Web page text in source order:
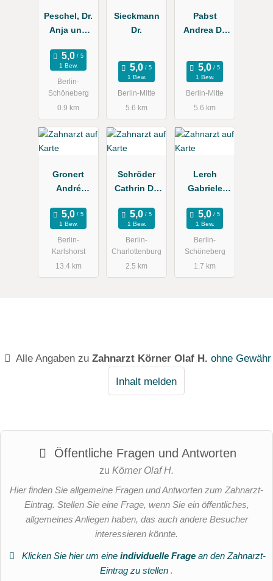
Peschel, Dr.
Anja und
1 Bew.
Berlin-
Schöneberg
0.9 km
Sieckmann
Dr.
1 Bew.
Berlin-Mitte
5.6 km
Pabst
Andrea Dr.
1 Bew.
Berlin-Mitte
5.6 km
Gronert
André
xis
1 Bew.
Berlin-
Karlshorst
13.4 km
Schröder
Cathrin Dr.
xis
1 Bew.
Berlin-
Charlottenburg
2.5 km
Lerch
Gabriele
1 Bew.
Berlin-
Schöneberg
1.7 km
Alle Angaben zuZahnarzt Körner Olaf H. ohne Gewähr
Inhalt melden
Öffentliche Fragen und Antworten
zu Körner Olaf H.
Hier finden Sie allgemeine Fragen und Antworten zum Zahnarzt-
Eintrag. Stellen Sie eine Frage, wenn Sie ein öffentliches,
allgemeines Anliegen haben, das auch andere Besucher
interessieren könnte.
Klicken Sie hier um eine individuelle Fragean den Zahnarzt-
Eintrag zu stellen .